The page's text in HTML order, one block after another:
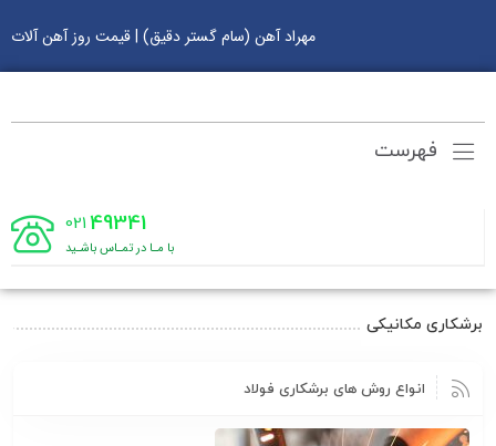
مهراد آهن (سام گستر دقیق) | قیمت روز آهن آلات
فهرست
49341
021
با مـا در تمـاس باشـید
برشکاری مکانیکی
انواع روش های برشکاری فولاد